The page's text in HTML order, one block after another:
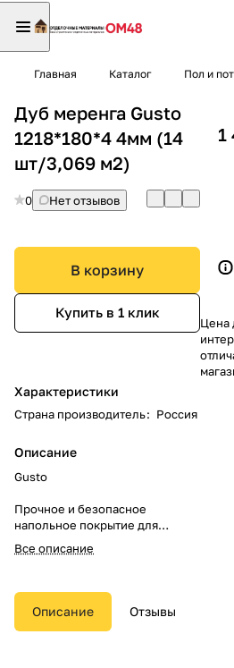
Главная Каталог Пол и
Дуб меренга Gusto
1218*180*4 4мм (14
шт/3,069 м2)
0 Нет отзывов
В корзину
Купить в 1 клик
Характеристики
Страна производитель: Россия
Описание
Gusto
Прочное и безопасное
напольное покрытие для
квартир и офисов. Устойчиво к
воде и огню, поглощает шумы.
Современное, надежное и
безопасное решение для дома
и коммерческих помещений.
Все описание
1
Цена
Описание Отзывы